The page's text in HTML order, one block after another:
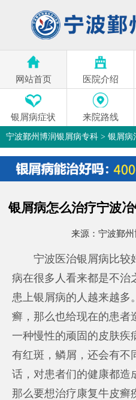
网站首页 医院介绍
银屑病症状 来院路线
宁波鄞州博润银屑病专科 > 银屑病
银屑病怎么治疗宁波
来源： 宁波鄞
宁波医治银屑病比较
病在很多人看来都是不治
患上银屑病的人越来越多
癣，那么也给现在的患者
一种慢性的顽固的皮肤疾
有红斑，鳞屑，还会有不
话，对患者们的健康都造
那么要想治疗康复牛皮癣